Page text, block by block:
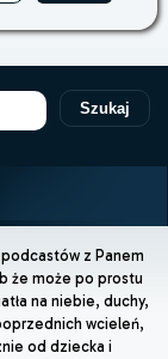
Szukaj
z Panem
że może po prostu
na niebie, duchy,
wcieleń,
od dziecka i